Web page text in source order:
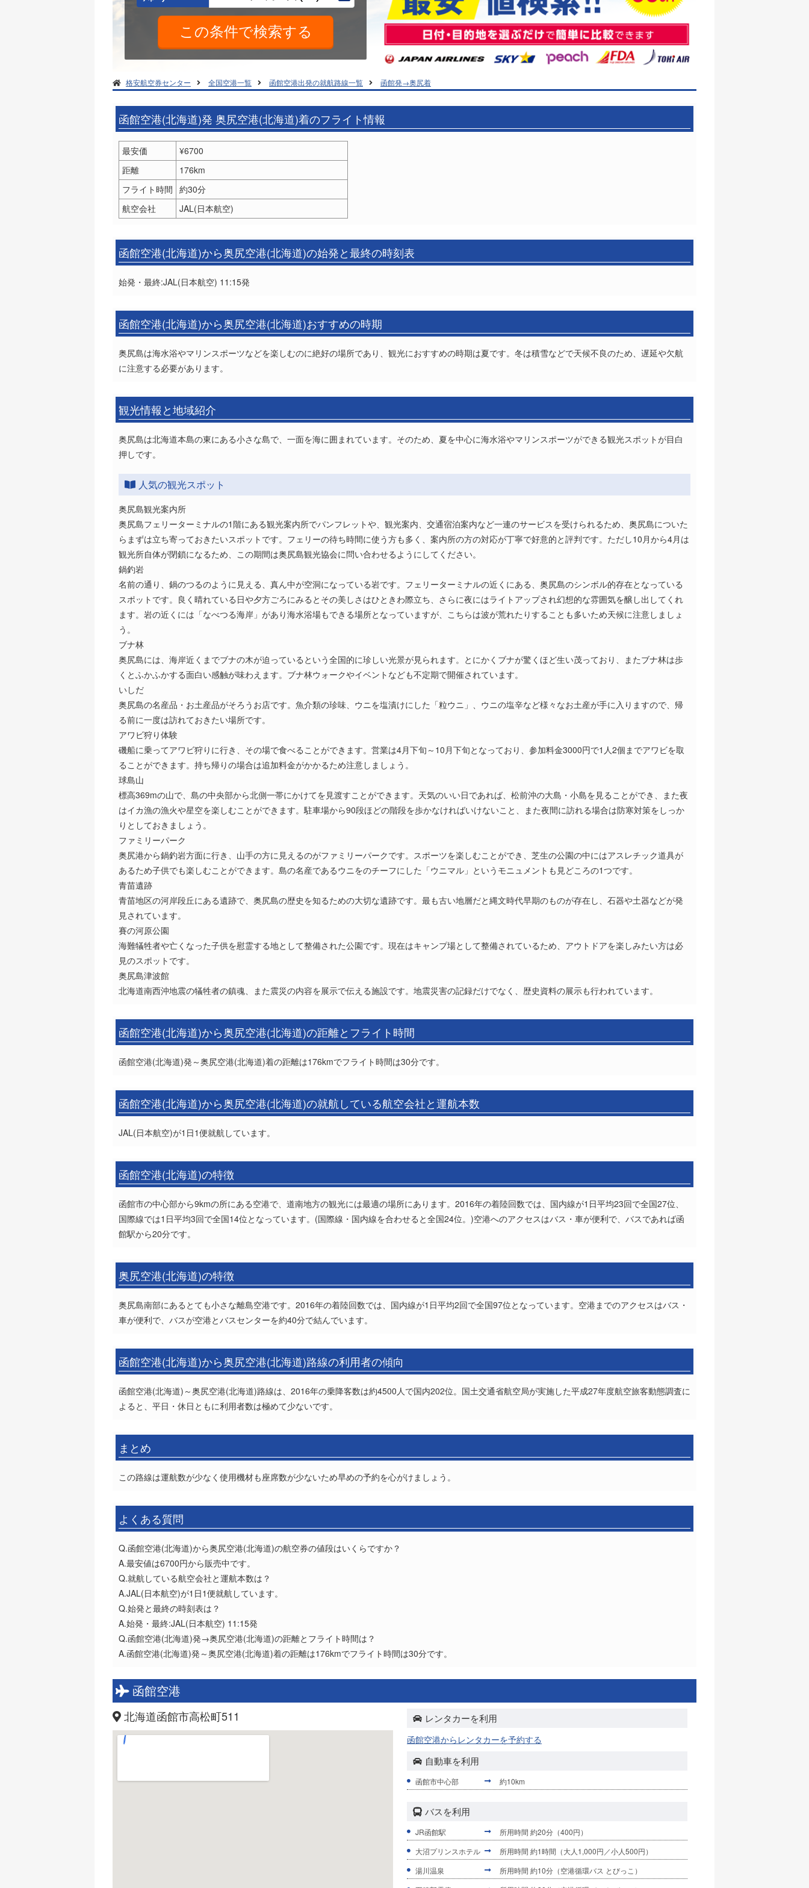
格安航空券センター 全国空港一覧 函館空港出発の就航路線一覧 函館発→奥尻着
函館空港(北海道)発 奥尻空港(北海道)着のフライト情報
最安価
¥6700
距離
176km
フライト時間 約30分
航空会社
JAL(日本航空)
函館空港(北海道)から奥尻空港(北海道)の始発と最終の時刻表
始発・最終:JAL(日本航空) 11:15発
函館空港(北海道)から奥尻空港(北海道)おすすめの時期
奥尻島は海水浴やマリンスポーツなどを楽しむのに絶好の場所であり、観光におすすめの時期は夏です。冬は積雪などで天候不良のため、遅延や欠航
に注意する必要があります。
観光情報と地域紹介
奥尻島は北海道本島の東にある小さな島で、一面を海に囲まれています。そのため、夏を中心に海水浴やマリンスポーツができる観光スポットが目白
押しです。
人気の観光スポット
奥尻島観光案内所
奥尻島フェリーターミナルの1階にある観光案内所でパンフレットや、観光案内、交通宿泊案内など一連のサービスを受けられるため、奥尻島についた
らまずは立ち寄っておきたいスポットです。フェリーの待ち時間に使う方も多く、案内所の方の対応が丁寧で好意的と評判です。ただし10月から4月は
観光所自体が閉鎖になるため、この期間は奥尻島観光協会に問い合わせるようにしてください。
鍋釣岩
名前の通り、鍋のつるのように見える、真ん中が空洞になっている岩です。フェリーターミナルの近くにある、奥尻島のシンボル的存在となっている
スポットです。良く晴れている日や夕方ごろにみるとその美しさはひときわ際立ち、さらに夜にはライトアップされ幻想的な雰囲気を醸し出してくれ
ます。岩の近くには「なべつる海岸」があり海水浴場もできる場所となっていますが、こちらは波が荒れたりすることも多いため天候に注意しましょ
う。
ブナ林
奥尻島には、海岸近くまでブナの木が迫っているという全国的に珍しい光景が見られます。とにかくブナが驚くほど生い茂っており、またブナ林は歩
くとふかふかする面白い感触が味わえます。ブナ林ウォークやイベントなども不定期で開催されています。
いしだ
奥尻島の名産品・お土産品がそろうお店です。魚介類の珍味、ウニを塩漬けにした「粒ウニ」、ウニの塩辛など様々なお土産が手に入りますので、帰
る前に一度は訪れておきたい場所です。
アワビ狩り体験
磯船に乗ってアワビ狩りに行き、その場で食べることができます。営業は4月下旬～10月下旬となっており、参加料金3000円で1人2個までアワビを取
ることができます。持ち帰りの場合は追加料金がかかるため注意しましょう。
球島山
標高369mの山で、島の中央部から北側一帯にかけてを見渡すことができます。天気のいい日であれば、松前沖の大島・小島を見ることができ、また夜
はイカ漁の漁火や星空を楽しむことができます。駐車場から90段ほどの階段を歩かなければいけないこと、また夜間に訪れる場合は防寒対策をしっか
りとしておきましょう。
ファミリーパーク
奥尻港から鍋釣岩方面に行き、山手の方に見えるのがファミリーパークです。スポーツを楽しむことができ、芝生の公園の中にはアスレチック道具が
あるため子供でも楽しむことができます。島の名産であるウニをのチーフにした「ウニマル」というモニュメントも見どころの1つです。
青苗遺跡
青苗地区の河岸段丘にある遺跡で、奥尻島の歴史を知るための大切な遺跡です。最も古い地層だと縄文時代早期のものが存在し、石器や土器などが発
見されています。
賽の河原公園
海難犠牲者や亡くなった子供を慰霊する地として整備された公園です。現在はキャンプ場として整備されているため、アウトドアを楽しみたい方は必
見のスポットです。
奥尻島津波館
北海道南西沖地震の犠牲者の鎮魂、また震災の内容を展示で伝える施設です。地震災害の記録だけでなく、歴史資料の展示も行われています。
函館空港(北海道)から奥尻空港(北海道)の距離とフライト時間
函館空港(北海道)発～奥尻空港(北海道)着の距離は176kmでフライト時間は30分です。
函館空港(北海道)から奥尻空港(北海道)の就航している航空会社と運航本数
JAL(日本航空)が1日1便就航しています。
函館空港(北海道)の特徴
函館市の中心部から9kmの所にある空港で、道南地方の観光には最適の場所にあります。2016年の着陸回数では、国内線が1日平均23回で全国27位、
国際線では1日平均3回で全国14位となっています。(国際線・国内線を合わせると全国24位。)空港へのアクセスはバス・車が便利で、バスであれば函
館駅から20分です。
奥尻空港(北海道)の特徴
奥尻島南部にあるとても小さな離島空港です。2016年の着陸回数では、国内線が1日平均2回で全国97位となっています。空港までのアクセスはバス・
車が便利で、バスが空港とバスセンターを約40分で結んでいます。
函館空港(北海道)から奥尻空港(北海道)路線の利用者の傾向
函館空港(北海道)～奥尻空港(北海道)路線は、2016年の乗降客数は約4500人で国内202位。国土交通省航空局が実施した平成27年度航空旅客動態調査に
よると、平日・休日ともに利用者数は極めて少ないです。
まとめ
この路線は運航数が少なく使用機材も座席数が少ないため早めの予約を心がけましょう。
よくある質問
Q.函館空港(北海道)から奥尻空港(北海道)の航空券の値段はいくらですか？
A.最安値は6700円から販売中です。
Q.就航している航空会社と運航本数は？
A.JAL(日本航空)が1日1便就航しています。
Q.始発と最終の時刻表は？
A.始発・最終:JAL(日本航空) 11:15発
Q.函館空港(北海道)発→奥尻空港(北海道)の距離とフライト時間は？
A.函館空港(北海道)発～奥尻空港(北海道)着の距離は176kmでフライト時間は30分です。
函館空港
北海道函館市高松町511 レンタカーを利用
函館空港からレンタカーを予約する
自動車を利用
函館市中心部 約10km
バスを利用
JR函館駅
所用時間 約20分（400円）
大沼プリンスホテル
所用時間 約1時間（大人1,000円／小人500円）
湯川温泉
所用時間 約10分（空港循環バス とびっこ）